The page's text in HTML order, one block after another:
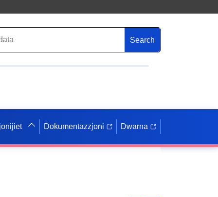
Search
Dokumentazzjoni Dwarna